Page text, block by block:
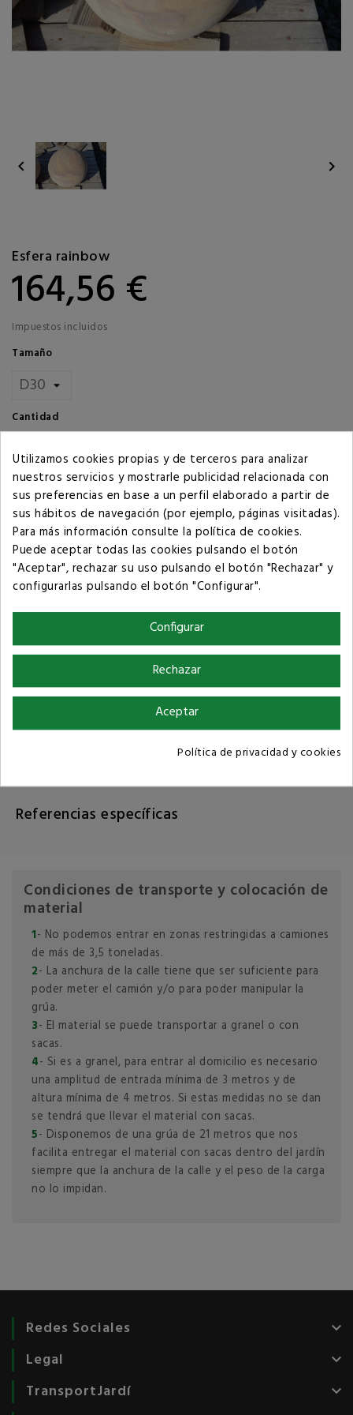
 
Esfera rainbow
164,56 €
Impuestos incluidos
Tamaño
Cantidad
AÑADIR AL CARRITO
Compartir
Política de privacidad
Términos y condiciones de compra
Detalles del producto
Referencias específicas
Condiciones de transporte y colocación de
material
1- No podemos entrar en zonas restringidas a camiones
de más de 3,5 toneladas.
2- La anchura de la calle tiene que ser suficiente para
poder meter el camión y/o para poder manipular la
grúa.
3- El material se puede transportar a granel o con
sacas.
4- Si es a granel, para entrar al domicilio es necesario
una amplitud de entrada mínima de 3 metros y de
altura mínima de 4 metros. Si estas medidas no se dan
se tendrá que llevar el material con sacas.
5- Disponemos de una grúa de 21 metros que nos
facilita entregar el material con sacas dentro del jardín
siempre que la anchura de la calle y el peso de la carga
no lo impidan.
Redes Sociales keyboard_arrow_down
Legal keyboard_arrow_down
TransportJardí keyboard_arrow_down
Utilizamos cookies propias y de terceros para analizar
nuestros servicios y mostrarle publicidad relacionada con
sus preferencias en base a un perfil elaborado a partir de
sus hábitos de navegación (por ejemplo, páginas visitadas).
Para más información consulte la política de cookies.
Puede aceptar todas las cookies pulsando el botón
"Aceptar", rechazar su uso pulsando el botón "Rechazar" y
configurarlas pulsando el botón "Configurar".
Configurar
Rechazar
Aceptar
Política de privacidad y cookies